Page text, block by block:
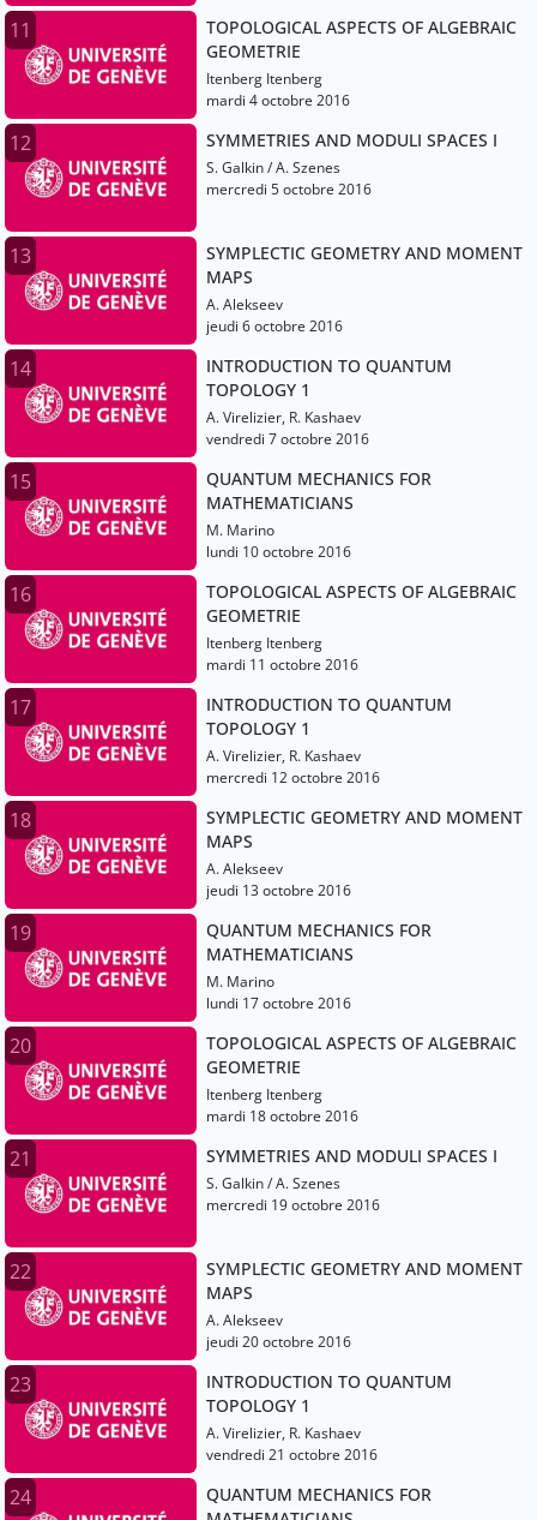
11
TOPOLOGICAL ASPECTS OF ALGEBRAIC
GEOMETRIE
Itenberg Itenberg
mardi 4 octobre 2016
12 SYMMETRIES AND MODULI SPACES I
S. Galkin / A. Szenes
mercredi 5 octobre 2016
13
SYMPLECTIC GEOMETRY AND MOMENT
MAPS
A. Alekseev
jeudi 6 octobre 2016
14
INTRODUCTION TO QUANTUM
TOPOLOGY 1
A. Virelizier, R. Kashaev
vendredi 7 octobre 2016
15
QUANTUM MECHANICS FOR
MATHEMATICIANS
M. Marino
lundi 10 octobre 2016
16
TOPOLOGICAL ASPECTS OF ALGEBRAIC
GEOMETRIE
Itenberg Itenberg
mardi 11 octobre 2016
17
INTRODUCTION TO QUANTUM
TOPOLOGY 1
A. Virelizier, R. Kashaev
mercredi 12 octobre 2016
18
SYMPLECTIC GEOMETRY AND MOMENT
MAPS
A. Alekseev
jeudi 13 octobre 2016
19
QUANTUM MECHANICS FOR
MATHEMATICIANS
M. Marino
lundi 17 octobre 2016
20
TOPOLOGICAL ASPECTS OF ALGEBRAIC
GEOMETRIE
Itenberg Itenberg
mardi 18 octobre 2016
21 SYMMETRIES AND MODULI SPACES I
S. Galkin / A. Szenes
mercredi 19 octobre 2016
22
SYMPLECTIC GEOMETRY AND MOMENT
MAPS
A. Alekseev
jeudi 20 octobre 2016
23
INTRODUCTION TO QUANTUM
TOPOLOGY 1
A. Virelizier, R. Kashaev
vendredi 21 octobre 2016
24
QUANTUM MECHANICS FOR